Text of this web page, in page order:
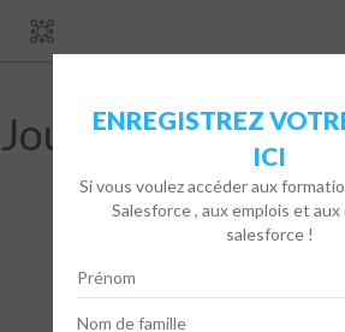
ENREGISTREZ
ICI
Si vous voulez accéder aux
Salesforce , aux emplois et
salesforce !
Jour :24 mai